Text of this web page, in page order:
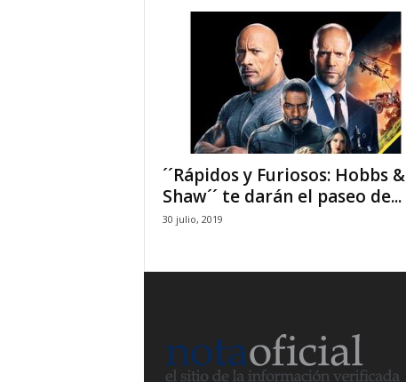
´´Rápidos y Furiosos: Hobbs &
Shaw´´ te darán el paseo de...
30 julio, 2019